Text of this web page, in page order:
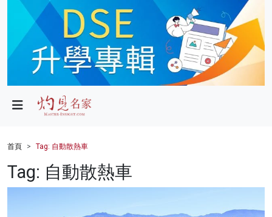
政局
財經
健康
首頁 Tag: 自動散熱車
Tag: 自動散熱車